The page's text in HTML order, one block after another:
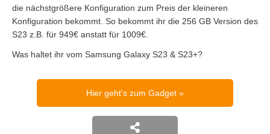
die nächstgrößere Konfiguration zum Preis der kleineren
Konfiguration bekommt. So bekommt ihr die 256 GB Version des
S23 z.B. für 949€ anstatt für 1009€.
Was haltet ihr vom Samsung Galaxy S23 & S23+?
Hier geht's zum Gadget